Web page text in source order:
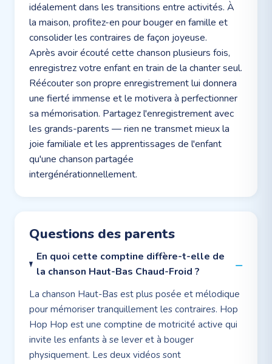
idéalement dans les transitions entre activités. À
la maison, profitez-en pour bouger en famille et
consolider les contraires de façon joyeuse.
Après avoir écouté cette chanson plusieurs fois,
enregistrez votre enfant en train de la chanter seul.
Réécouter son propre enregistrement lui donnera
une fierté immense et le motivera à perfectionner
sa mémorisation. Partagez l'enregistrement avec
les grands-parents — rien ne transmet mieux la
joie familiale et les apprentissages de l'enfant
qu'une chanson partagée
intergénérationnellement.
Questions des parents
En quoi cette comptine diffère-t-elle de
la chanson Haut-Bas Chaud-Froid ?
La chanson Haut-Bas est plus posée et mélodique
pour mémoriser tranquillement les contraires. Hop
Hop Hop est une comptine de motricité active qui
invite les enfants à se lever et à bouger
physiquement. Les deux vidéos sont